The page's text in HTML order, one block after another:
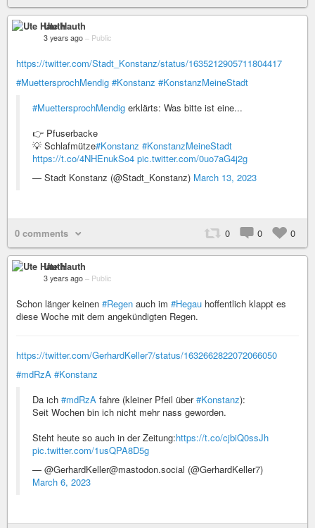
Ute Hauth
3 years ago – Public
https://twitter.com/Stadt_Konstanz/status/1635212905711804417
#MuettersprochMendig #Konstanz #KonstanzMeineStadt
#MuettersprochMendig erklärts: Was bitte ist eine...
👉 Pfuserbacke
💡 Schlafmütze#Konstanz #KonstanzMeineStadt
https://t.co/4NHEnukSo4 pic.twitter.com/0uo7aG4j2g
— Stadt Konstanz (@Stadt_Konstanz) March 13, 2023
0 comments 0 0 0
Ute Hauth
3 years ago – Public
Schon länger keinen #Regen auch im #Hegau hoffentlich klappt es
diese Woche mit dem angekündigten Regen.
https://twitter.com/GerhardKeller7/status/1632662822072066050
#mdRzA #Konstanz
Da ich #mdRzA fahre (kleiner Pfeil über#Konstanz):
Seit Wochen bin ich nicht mehr nass geworden.
Steht heute so auch in der Zeitung:https://t.co/cjbiQ0ssJh
pic.twitter.com/1usQPA8D5g
— @GerhardKeller@mastodon.social (@GerhardKeller7)
March 6, 2023